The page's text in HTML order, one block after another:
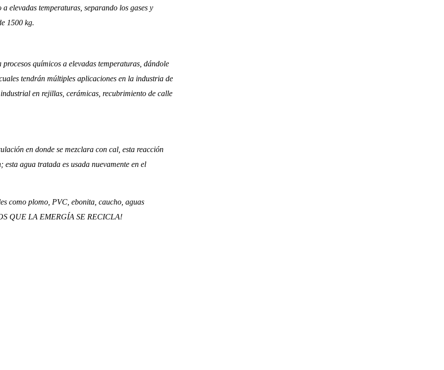
elevadas temperaturas, separando los gases y
1500 kg.
químicos a elevadas temperaturas, dándole
tendrán múltiples aplicaciones en la industria de
en rejillas, cerámicas, recubrimiento de calle
en donde se mezclara con cal, esta reacción
agua tratada es usada nuevamente en el
como plomo, PVC, ebonita, caucho, aguas
QUE LA EMERGÍA SE RECICLA!